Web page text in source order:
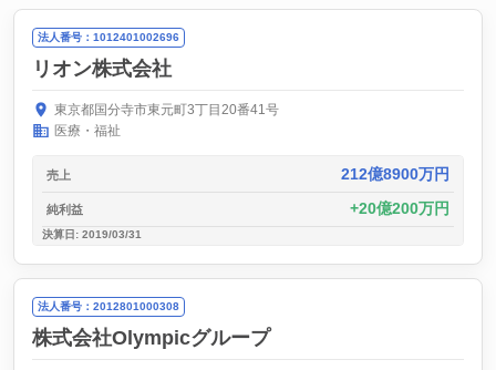
法人番号：1012401002696
リオン株式会社
東京都国分寺市東元町3丁目20番41号
医療・福祉
売上 212億8900万円
純利益 20億200万円
決算日: 2019/03/31
法人番号：2012801000308
株式会社Olympicグループ